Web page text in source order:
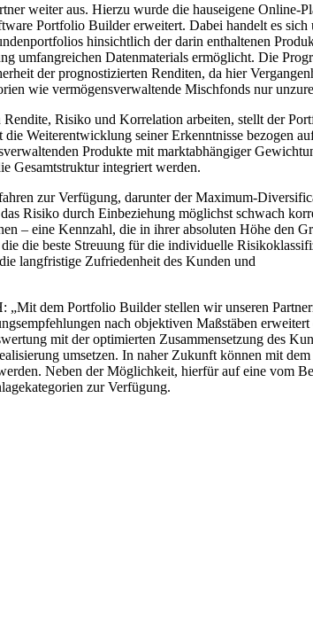
weiter aus. Hierzu wurde die hauseigene Online-
Portfolio Builder erweitert. Dabei handelt es
hinsichtlich der darin enthaltenen
umfangreichen Datenmaterials ermöglicht. Die
der prognostizierten Renditen, da hier
wie vermögensverwaltende Mischfonds nur
Risiko und Korrelation arbeiten, stellt der
Weiterentwicklung seiner Erkenntnisse bezogen
Produkte mit marktabhängiger
Gesamtstruktur integriert werden.
zur Verfügung, darunter der Maximum-
Risiko durch Einbeziehung möglichst schwach
– eine Kennzahl, die in ihrer absoluten Höhe den
die beste Streuung für die individuelle
langfristige Zufriedenheit des Kunden und
dem Portfolio Builder stellen wir unseren
nach objektiven Maßstäben
mit der optimierten Zusammensetzung des
umsetzen. In naher Zukunft können mit
Neben der Möglichkeit, hierfür auf eine vom
zur Verfügung.